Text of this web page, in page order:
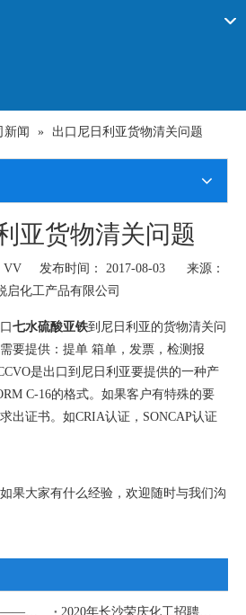
新闻 » 出口尼日利亚货物清关问题
亚货物清关问题
发布时间： 2017-08-03 来源：
启化工产品有限公司
七水硫酸亚铁到尼日利亚的货物清关问
要提供：提单 箱单，发票，检测报
是出口到尼日利亚要提供的一种产
C-16的格式。如果客户有特殊的要
出证书。如CRIA认证， SONCAP认证
果大家有什么经验，欢迎随时与我们沟